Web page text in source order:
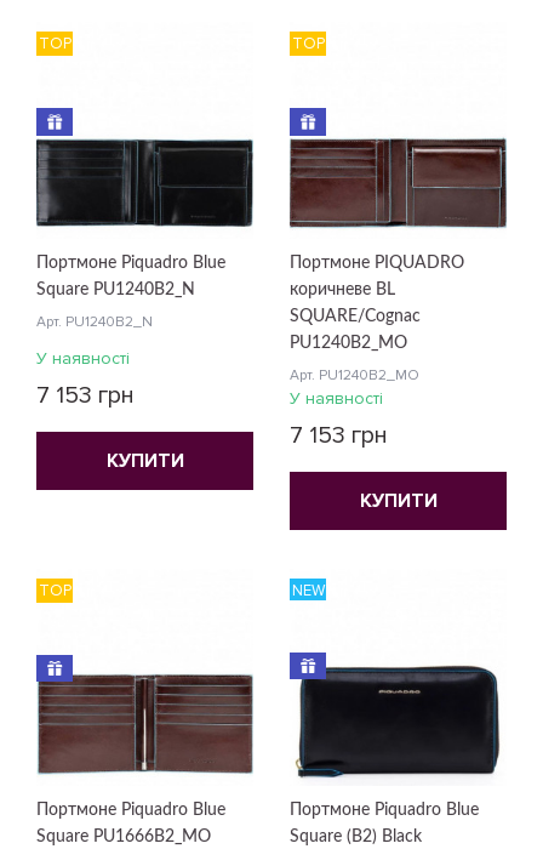
Портмоне Piquadro Blue
Square PU1240B2_N
Арт. PU1240B2_N
TOP
У наявності
7 153 грн
КУПИТИ
Портмоне PIQUADRO
коричневе BL
SQUARE/Cognac
PU1240B2_MO
Арт. PU1240B2_MO
TOP
У наявності
7 153 грн
КУПИТИ
Портмоне Piquadro Blue
Square PU1666B2_MO
TOP
Портмоне Piquadro Blue
Square (B2) Black
NEW